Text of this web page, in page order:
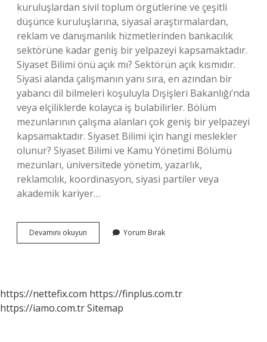
kuruluşlardan sivil toplum örgütlerine ve çeşitli
düşünce kuruluşlarına, siyasal araştırmalardan,
reklam ve danışmanlık hizmetlerinden bankacılık
sektörüne kadar geniş bir yelpazeyi kapsamaktadır.
Siyaset Bilimi önü açık mı? Sektörün açık kısmıdır.
Siyasi alanda çalışmanın yanı sıra, en azından bir
yabancı dil bilmeleri koşuluyla Dışişleri Bakanlığı’nda
veya elçiliklerde kolayca iş bulabilirler. Bölüm
mezunlarının çalışma alanları çok geniş bir yelpazeyi
kapsamaktadır. Siyaset Bilimi için hangi meslekler
olunur? Siyaset Bilimi ve Kamu Yönetimi Bölümü
mezunları, üniversitede yönetim, yazarlık,
reklamcılık, koordinasyon, siyasi partiler veya
akademik kariyer…
Devamını okuyun
Okuyan
Yorum Bırak
https://nettefix.com https://finplus.com.tr
https://iamo.com.trSitemap